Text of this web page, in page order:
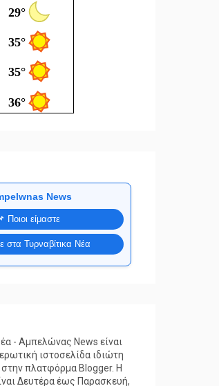
News
Ποιοι είμαστε
Τυρναβίτικα Νέα
- Αμπελώνας News είναι
ιστοσελίδα ιδιώτη
στην πλατφόρμα Blogger. Η
Δευτέρα έως Παρασκευή,